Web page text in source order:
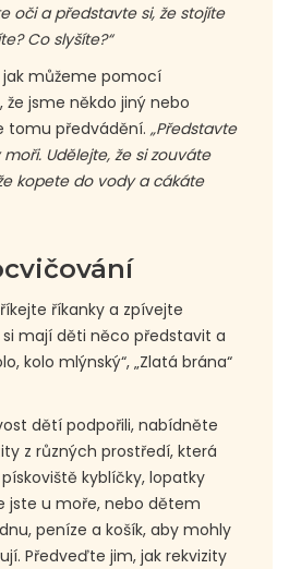
oči a představte si, že stojíte
Co slyšíte?“
můžeme pomocí
jsme někdo jiný nebo
tomu předvádění. „Představte
Udělejte, že si zouváte
kopete do vody a cákáte
říkanky a zpívejte
mají děti něco představit a
kolo mlýnský“, „Zlatá brána“
dětí podpořili, nabídněte
z různých prostředí, která
kyblíčky, lopatky
jste u moře, nebo dětem
peníze a košík, aby mohly
Předveďte jim, jak rekvizity